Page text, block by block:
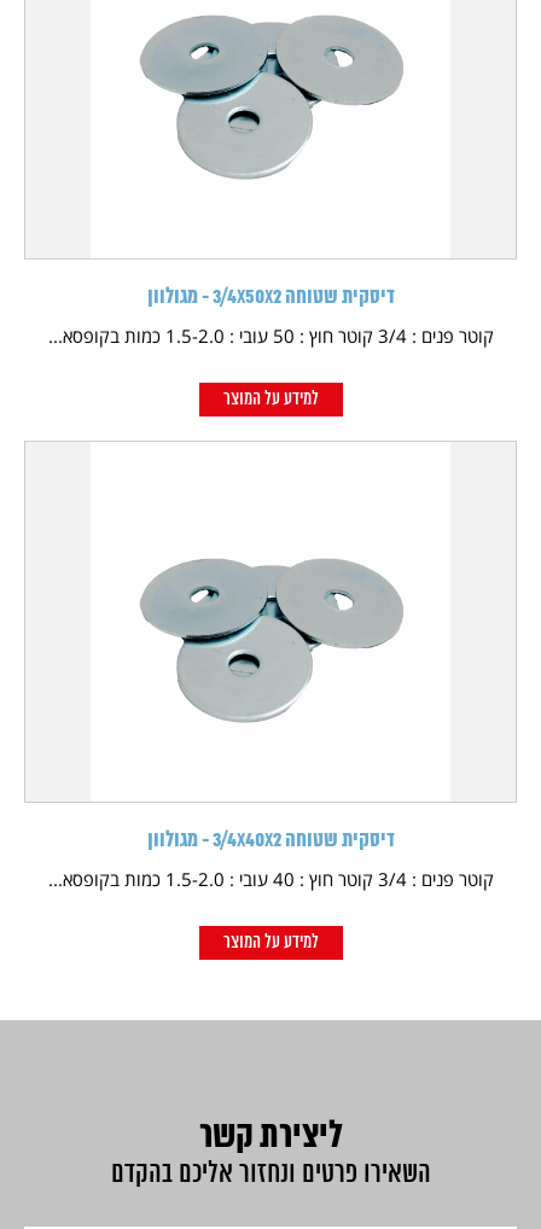
דיסקית שטוחה 3/4X50X2 - מגולוון
קוטר פנים : 3/4 קוטר חוץ : 50 עובי : 1.5-2.0 כמות בקופסא...
למידע על המוצר
דיסקית שטוחה 3/4X40X2 - מגולוון
קוטר פנים : 3/4 קוטר חוץ : 40 עובי : 1.5-2.0 כמות בקופסא...
למידע על המוצר
ליצירת קשר
השאירו פרטים ונחזור אליכם בהקדם